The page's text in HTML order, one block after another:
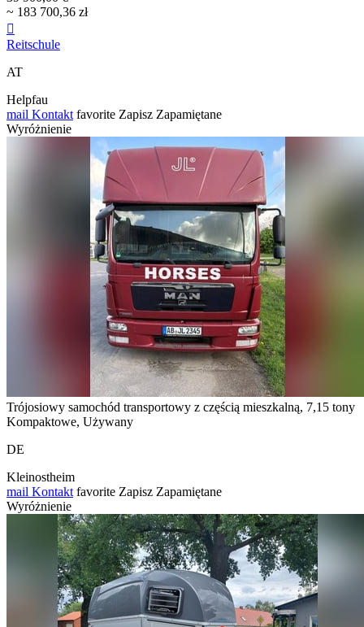
~ 183 700,36 zł

Reitschule
AT
Helpfau
mail Kontakt favorite Zapisz Zapamiętane
Wyróżnienie
Trójosiowy samochód transportowy z częścią mieszkalną, 7,15 tony
Kompaktowe, Używany
DE
Kleinostheim
mail Kontakt favorite Zapisz Zapamiętane
Wyróżnienie